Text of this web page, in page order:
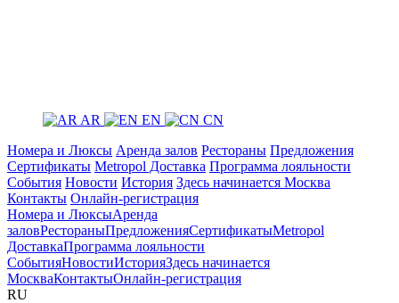
AR EN
CN
Номера и Люксы Аренда залов Рестораны Предложения
Сертификаты Metropol Доставка Программа лояльности
События Новости История Здесь начинается Москва
Контакты Онлайн-регистрация
Номера и ЛюксыАренда
заловРестораныПредложенияСертификатыMetropol
ДоставкаПрограмма лояльности
СобытияНовостиИсторияЗдесь начинается
МоскваКонтактыОнлайн-регистрация
RU